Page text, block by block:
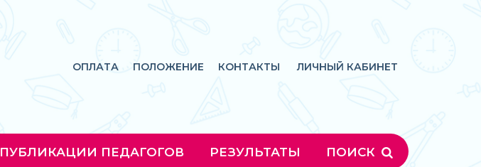
ОПЛАТА ПОЛОЖЕНИЕ КОНТАКТЫ ЛИЧНЫЙ КАБИНЕТ
ПУБЛИКАЦИИ ПЕДАГОГОВ РЕЗУЛЬТАТЫ ПОИСК